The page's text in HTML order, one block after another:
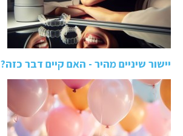
יישור שיניים מהיר - האם קיים דבר כזה?